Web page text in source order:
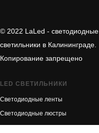
© 2022 LaLed - светодиодные
светильники в Калининграде.
Копирование запрещено
LED СВЕТИЛЬНИКИ
Светодиодные ленты
Светодиодные люстры